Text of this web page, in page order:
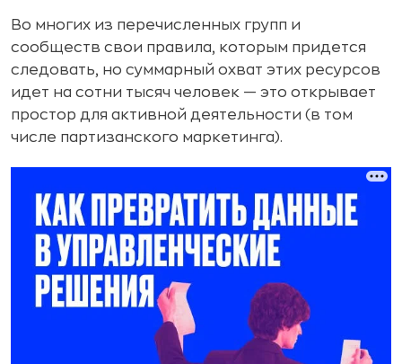
Во многих из перечисленных групп и
сообществ свои правила, которым придется
следовать, но суммарный охват этих ресурсов
идет на сотни тысяч человек — это открывает
простор для активной деятельности (в том
числе партизанского маркетинга).